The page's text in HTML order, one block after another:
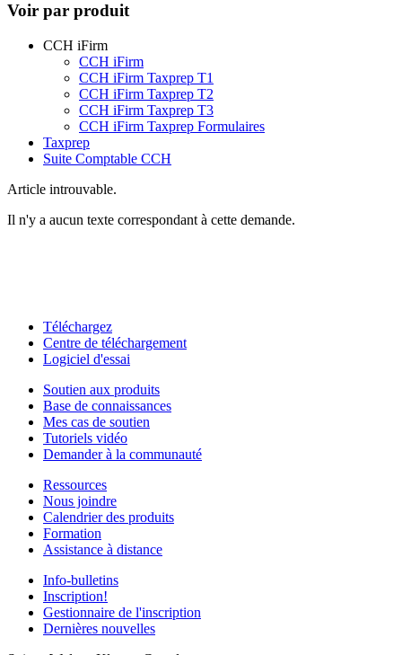
Voir par produit
CCH iFirm
CCH iFirm
CCH iFirm Taxprep T1
CCH iFirm Taxprep T2
CCH iFirm Taxprep T3
CCH iFirm Taxprep Formulaires
Taxprep
Suite Comptable CCH
Article introuvable.
Il n'y a aucun texte correspondant à cette demande.
Téléchargez
Centre de téléchargement
Logiciel d'essai
Soutien aux produits
Base de connaissances
Mes cas de soutien
Tutoriels vidéo
Demander à la communauté
Ressources
Nous joindre
Calendrier des produits
Formation
Assistance à distance
Info-bulletins
Inscription!
Gestionnaire de l'inscription
Dernières nouvelles